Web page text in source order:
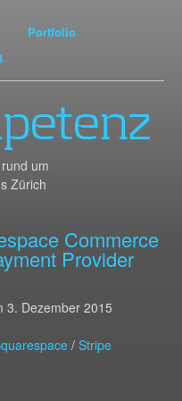
Portfolio
um
Zürich
Commerce
Provider
3. Dezember 2015
/ Stripe